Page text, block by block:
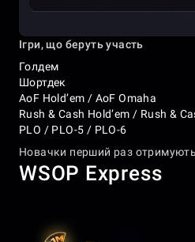
Ігри, що беруть участь
Голдем
Шортдек
AoF Hold’em / AoF Omaha
Rush & Cash Hold’em / Rush &
PLO / PLO-5 / PLO-6
Новачки перший раз отримують
WSOP Express